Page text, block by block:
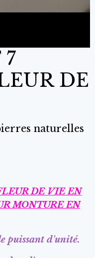
DE
naturelles
DE VIE EN
MONTURE EN
puissant d'unité.